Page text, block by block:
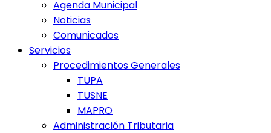
Agenda Municipal
Noticias
Comunicados
Servicios
Procedimientos Generales
TUPA
TUSNE
MAPRO
Administración Tributaria